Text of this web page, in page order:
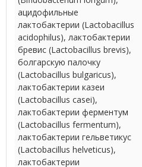
ацидофильные
лактобактерии (Lactobacillus
acidophilus), лактобактерии
бревис (Lactobacillus brevis),
болгарскую палочку
(Lactobacillus bulgaricus),
лактобактерии казеи
(Lactobacillus casei),
лактобактерии ферментум
(Lactobacillus fermentum),
лактобактерии гельветикус
(Lactobacillus helveticus),
лактобактерии